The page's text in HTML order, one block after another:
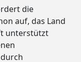
die
auf, das Land
unterstützt